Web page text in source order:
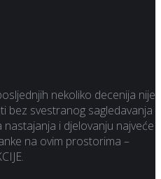
nekoliko decenija nije
bez svestranog sagledavanja
i djelovanju najveće
na ovim prostorima –